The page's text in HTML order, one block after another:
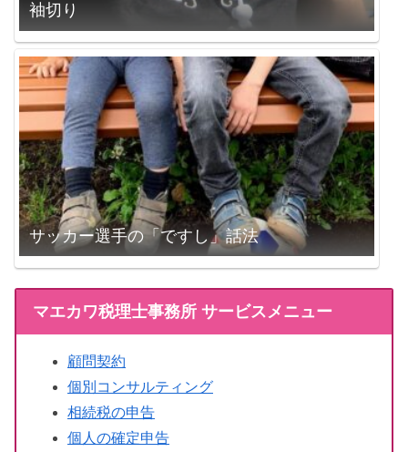
袖切り
サッカー選手の「ですし」話法
マエカワ税理士事務所 サービスメニュー
顧問契約
個別コンサルティング
相続税の申告
個人の確定申告